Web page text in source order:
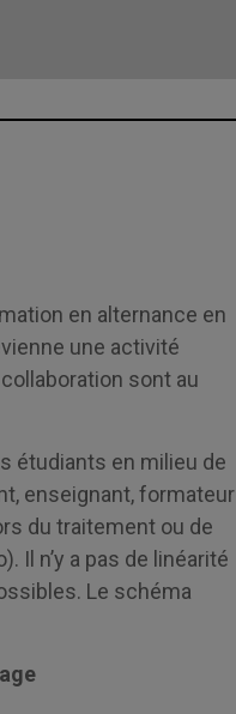
en alternance en
une activité
sont au
étudiants en milieu de
enseignant, formateur
du traitement ou de
Il n’y a pas de linéarité
Le schéma